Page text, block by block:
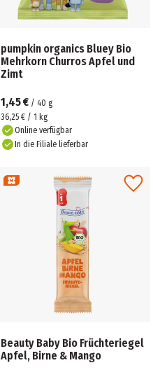
pumpkin organics Bluey Bio
Mehrkorn Churros Apfel und
Zimt
1,45 € / 40 g
36,25 € / 1 kg
Online verfügbar
In die Filiale lieferbar
Beauty Baby Bio Früchteriegel
Apfel, Birne & Mango